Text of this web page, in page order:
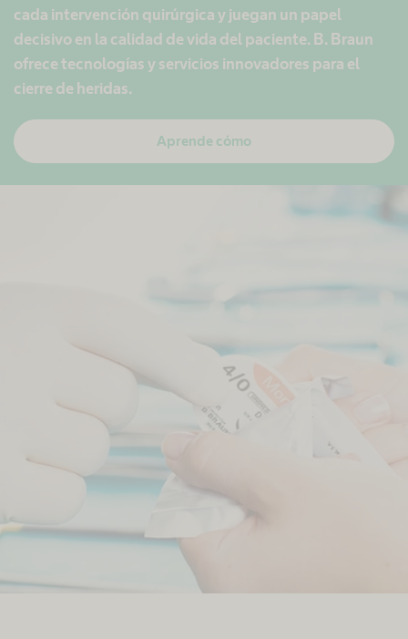
cada intervención quirúrgica y juegan un papel
decisivo en la calidad de vida del paciente. B. Braun
ofrece tecnologías y servicios innovadores para el
cierre de heridas.
Aprende cómo